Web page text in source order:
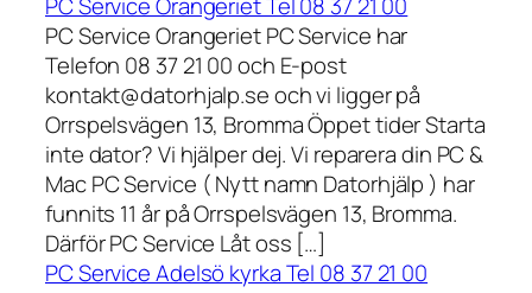
PC Service Orangeriet Tel 08 37 21 00
PC Service Orangeriet PC Service har
Telefon 08 37 21 00 och E-post
kontakt@datorhjalp.se och vi ligger på
Orrspelsvägen 13, Bromma Öppet tider Starta
inte dator? Vi hjälper dej. Vi reparera din PC &
Mac PC Service ( Nytt namn Datorhjälp ) har
funnits 11 år på Orrspelsvägen 13, Bromma.
Därför PC Service Låt oss […]
PC Service Adelsö kyrka Tel 08 37 21 00